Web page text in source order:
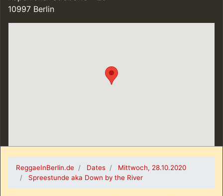
10997 Berlin
ReggaeInBerlin.de Dates
Mittwoch, 28.10.2020
Spreestunde aka Down by the River